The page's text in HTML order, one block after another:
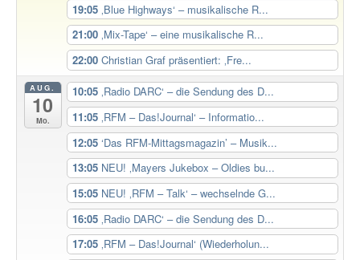
19:05 ‚Blue Highways‘ – musikalische R...
21:00 ‚Mix-Tape‘ – eine musikalische R...
22:00 Christian Graf präsentiert: ‚Fre...
AUG.
10
Mo.
10:05 ‚Radio DARC‘ – die Sendung des D...
11:05 ‚RFM – Das!Journal‘ – Informatio...
12:05 ‘Das RFM-Mittagsmagazin’ – Musik...
13:05 NEU! ‚Mayers Jukebox – Oldies bu...
15:05 NEU! ‚RFM – Talk‘ – wechselnde G...
16:05 ‚Radio DARC‘ – die Sendung des D...
17:05 ‚RFM – Das!Journal‘ (Wiederholun...